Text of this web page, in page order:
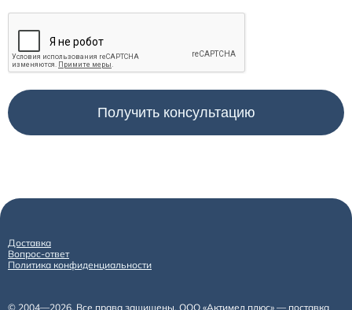
Доставка
Вопрос-ответ
Политика конфиденциальности
© 2004—2026. Все права защищены. ООО «Актимед плюс» — поставка